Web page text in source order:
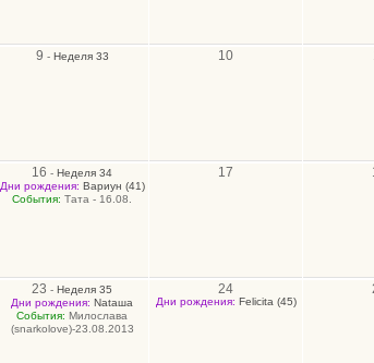
9 - Неделя 33 10
16 - Неделя 34
Дни рождения: Вариун (41)
События: Тата - 16.08.
17
23 - Неделя 35
Дни рождения: Nataшa
События: Милослава
(snarkolove)-23.08.2013
24
Дни рождения: Felicita (45)